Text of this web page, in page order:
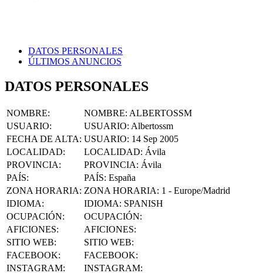
ÚLTIMOS ANUNCIOS
USUARIO
USUARIO: Albertossm
FECHA DE ALTA
USUARIO: 14 Sep 2005
LOCALIDAD: LOCALIDAD: Ávila
PROVINCIA: PROVINCIA: Ávila
PAÍS: PAÍS: España
ZONA HORARIA
ZONA HORARIA:
IDIOMA: IDIOMA: SPANISH
OCUPACIÓN
OCUPACIÓN:
AFICIONES:
AFICIONES:
SITIO WEB:
SITIO WEB:
FACEBOOK
FACEBOOK:
INSTAGRAM
INSTAGRAM:
TWITTER :
TWITTER: